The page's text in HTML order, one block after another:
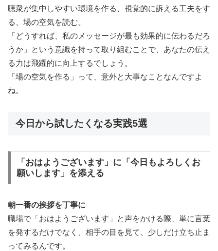
聴衆が集中しやすい環境を作る、視覚的に訴える工夫をす
る、場の空気を読む。
「どうすれば、私のメッセージが最も効果的に伝わるだろ
うか」という意識を持って取り組むことで、あなたの伝え
る力は飛躍的に向上するでしょう。
「場の空気を作る」って、意外と大事なことなんですよ
ね。
今日から試したくなる実践5選
「おはようございます」に「今日もよろしくお
願いします」を添える
朝一番の挨拶を丁寧に
職場で「おはようございます」と声をかける際、単に言葉
を発するだけでなく、相手の目を見て、少しだけ立ち止ま
ってみるんです。